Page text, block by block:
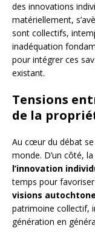
des innovations
matériellement,
sont collectifs,
inadéquation
pour intégrer ces
existant.
Tensions
de la
Au cœur du débat se
monde. D’un côté,
l’innovation
temps pour
visions
patrimoine collectif,
génération en